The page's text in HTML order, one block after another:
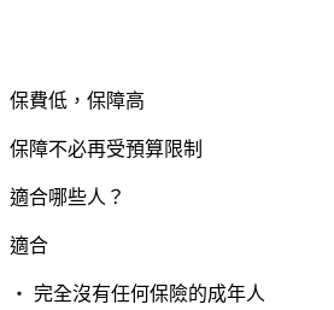
保費低，保障高
保障不必再受預算限制
適合哪些人？
適合
・ 完全沒有任何保險的成年人